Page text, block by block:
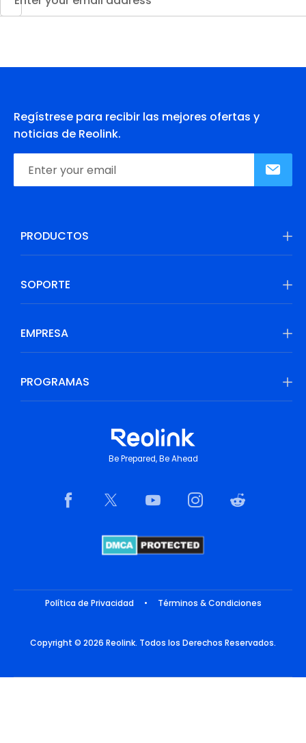
Regístrese para recibir las mejores ofertas y
noticias de Reolink.
PRODUCTOS
SOPORTE
EMPRESA
PROGRAMAS
Be Prepared, Be Ahead
Política de Privacidad • Términos & Condiciones
Copyright © 2026 Reolink. Todos los Derechos Reservados.